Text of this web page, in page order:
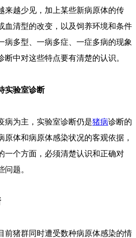
来越少见，加上某些新病原体的传
血清型的改变，以及饲养环境和条件
病多型、一病多症、一症多病的现象
断中对这些特点要有清楚的认识。
实验室诊断
病为主，实验室诊断仍是猪病诊断的
原体和病原体感染状况的客观依据，
一个方面，必须清楚认识和正确对
题。
猪群同时遭受数种病原体感染的情